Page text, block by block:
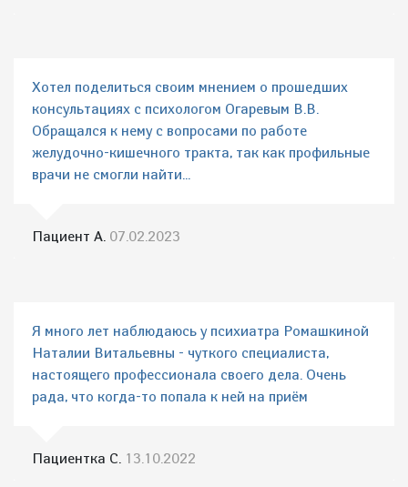
Хотел поделиться своим мнением о прошедших
консультациях с психологом Огаревым В.В.
Обращался к нему с вопросами по работе
желудочно-кишечного тракта, так как профильные
врачи не смогли найти...
Пациент А. 07.02.2023
Я много лет наблюдаюсь у психиатра Ромашкиной
Наталии Витальевны - чуткого специалиста,
настоящего профессионала своего дела. Очень
рада, что когда-то попала к ней на приём
Пациентка С. 13.10.2022